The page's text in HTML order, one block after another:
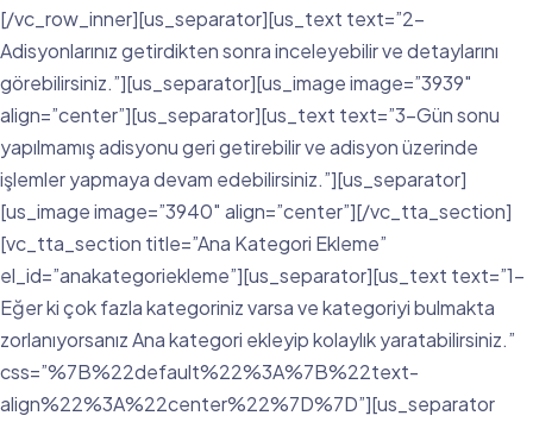
[/vc_row_inner][us_separator][us_text text=”2-
Adisyonlarınız getirdikten sonra inceleyebilir ve detaylarını
görebilirsiniz.”][us_separator][us_image image=”3939″
align=”center”][us_separator][us_text text=”3-Gün sonu
yapılmamış adisyonu geri getirebilir ve adisyon üzerinde
işlemler yapmaya devam edebilirsiniz.”][us_separator]
[us_image image=”3940″ align=”center”][/vc_tta_section]
[vc_tta_section title=”Ana Kategori Ekleme”
el_id=”anakategoriekleme”][us_separator][us_text text=”1-
Eğer ki çok fazla kategoriniz varsa ve kategoriyi bulmakta
zorlanıyorsanız Ana kategori ekleyip kolaylık yaratabilirsiniz.”
css=”%7B%22default%22%3A%7B%22text-
align%22%3A%22center%22%7D%7D”][us_separator